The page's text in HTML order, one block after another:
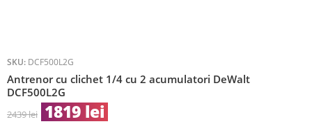
SKU: DCF500L2G
Antrenor cu clichet 1/4 cu 2 acumulatori DeWalt
DCF500L2G
2439lei 1819 lei